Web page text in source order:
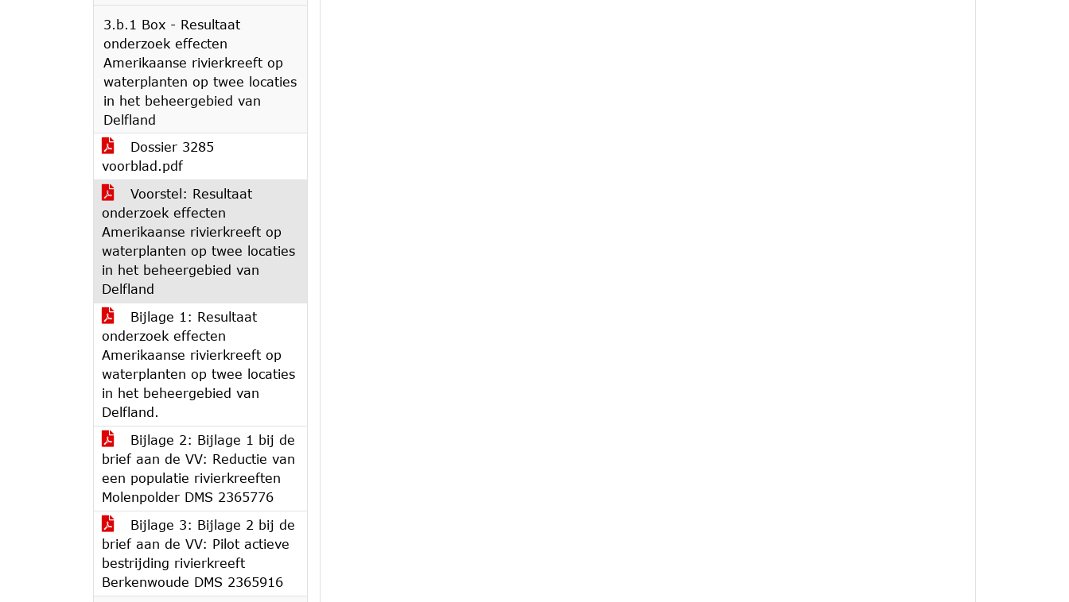
3.b.1 Box - Resultaat
onderzoek effecten
Amerikaanse rivierkreeft op
waterplanten op twee locaties
in het beheergebied van
Delfland
Dossier 3285
voorblad.pdf
Voorstel: Resultaat
onderzoek effecten
Amerikaanse rivierkreeft op
waterplanten op twee locaties
in het beheergebied van
Delfland
Bijlage 1: Resultaat
onderzoek effecten
Amerikaanse rivierkreeft op
waterplanten op twee locaties
in het beheergebied van
Delfland.
Bijlage 2: Bijlage 1 bij de
brief aan de VV: Reductie van
een populatie rivierkreeften
Molenpolder DMS 2365776
Bijlage 3: Bijlage 2 bij de
brief aan de VV: Pilot actieve
bestrijding rivierkreeft
Berkenwoude DMS 2365916